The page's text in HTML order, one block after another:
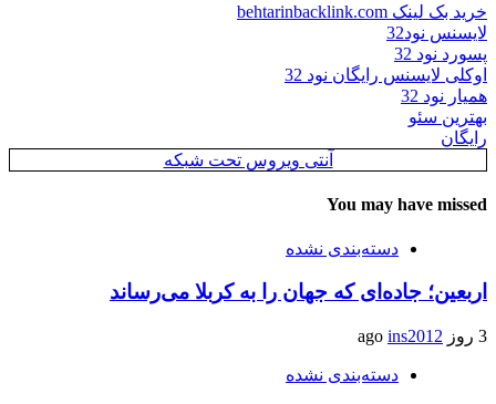
خرید بک لینک behtarinbacklink.com
لایسنس نود32
پسورد نود 32
اوکلی لایسنس رایگان نود 32
همیار نود 32
بهترین سئو
رایگان
آنتی ویروس تحت شبکه
You may have missed
دسته‌بندی نشده
اربعین؛ جاده‌ای که جهان را به کربلا می‌رساند
3 روز ago ins2012
دسته‌بندی نشده